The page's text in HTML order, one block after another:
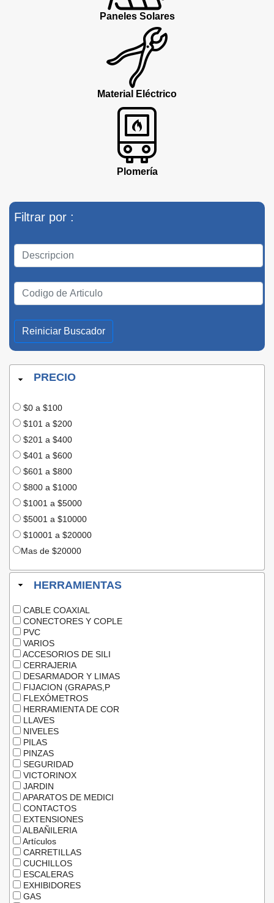
Paneles Solares
Material Eléctrico
Plomería
Filtrar por :
Reiniciar Buscador
PRECIO
$0 a $100
$101 a $200
$201 a $400
$401 a $600
$601 a $800
$800 a $1000
$1001 a $5000
$5001 a $10000
$10001 a $20000
Mas de $20000
HERRAMIENTAS
CABLE COAXIAL
CONECTORES Y COPLE
PVC
VARIOS
ACCESORIOS DE SILI
CERRAJERIA
DESARMADOR Y LIMAS
FIJACION (GRAPAS,P
FLEXÓMETROS
HERRAMIENTA DE COR
LLAVES
NIVELES
PILAS
PINZAS
SEGURIDAD
VICTORINOX
JARDIN
APARATOS DE MEDICI
CONTACTOS
EXTENSIONES
ALBAÑILERIA
Artículos
CARRETILLAS
CUCHILLOS
ESCALERAS
EXHIBIDORES
GAS